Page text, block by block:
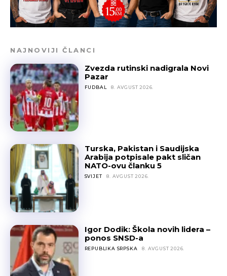
NAJNOVIJI ČLANCI
Zvezda rutinski nadigrala Novi
Pazar
FUDBAL 8. AVGUST 2026.
Turska, Pakistan i Saudijska
Arabija potpisale pakt sličan
NATO-ovu članku 5
SVIJET 8. AVGUST 2026.
Igor Dodik: Škola novih lidera –
ponos SNSD-a
REPUBLIKA SRPSKA 8. AVGUST 2026.